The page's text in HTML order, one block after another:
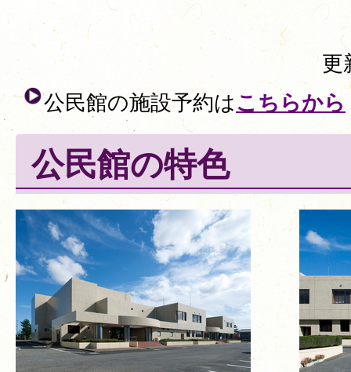
更
公民館の施設予約はこちらから
公民館の特色